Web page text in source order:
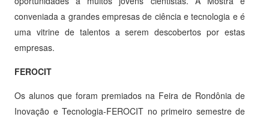
conveniada a grandes empresas de ciência e tecnologia e é
uma vitrine de talentos a serem descobertos por estas
empresas.
FEROCIT
Os alunos que foram premiados na Feira de Rondônia de
Inovação e Tecnologia-FEROCIT no primeiro semestre de